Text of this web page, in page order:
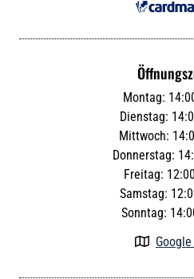
Montag:
Dienstag:
Mittwoch:
Donnerstag:
Freitag:
Samstag:
Sonntag:
